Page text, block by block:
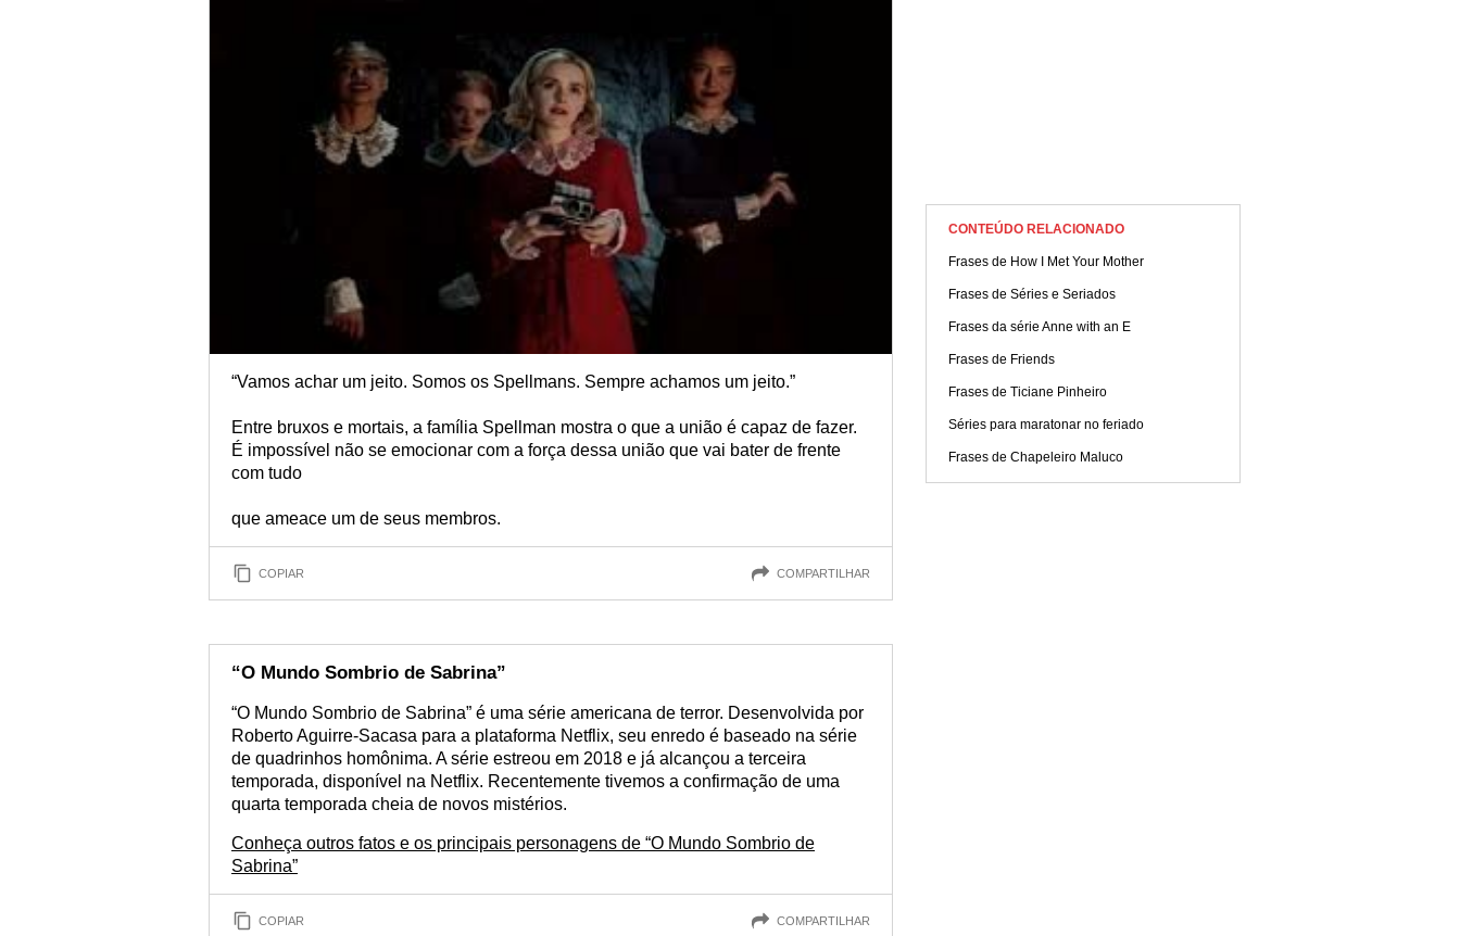
“Vamos achar um jeito. Somos os Spellmans. Sempre achamos um jeito.”
Entre bruxos e mortais, a família Spellman mostra o que a união é capaz de fazer.
É impossível não se emocionar com a força dessa união que vai bater de frente
com tudo
que ameace um de seus membros.
COPIAR COMPARTILHAR
“O Mundo Sombrio de Sabrina”
“O Mundo Sombrio de Sabrina” é uma série americana de terror. Desenvolvida por
Roberto Aguirre-Sacasa para a plataforma Netflix, seu enredo é baseado na série
de quadrinhos homônima. A série estreou em 2018 e já alcançou a terceira
temporada, disponível na Netflix. Recentemente tivemos a confirmação de uma
quarta temporada cheia de novos mistérios.
Conheça outros fatos e os principais personagens de “O Mundo Sombrio de
Sabrina”
COPIAR COMPARTILHAR
CONTEÚDO RELACIONADO
Frases de How I Met Your Mother
Frases de Séries e Seriados
Frases da série Anne with an E
Frases de Friends
Frases de Ticiane Pinheiro
Séries para maratonar no feriado
Frases de Chapeleiro Maluco